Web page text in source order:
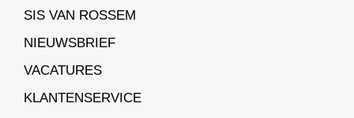
SIS VAN ROSSEM
NIEUWSBRIEF
VACATURES
KLANTENSERVICE